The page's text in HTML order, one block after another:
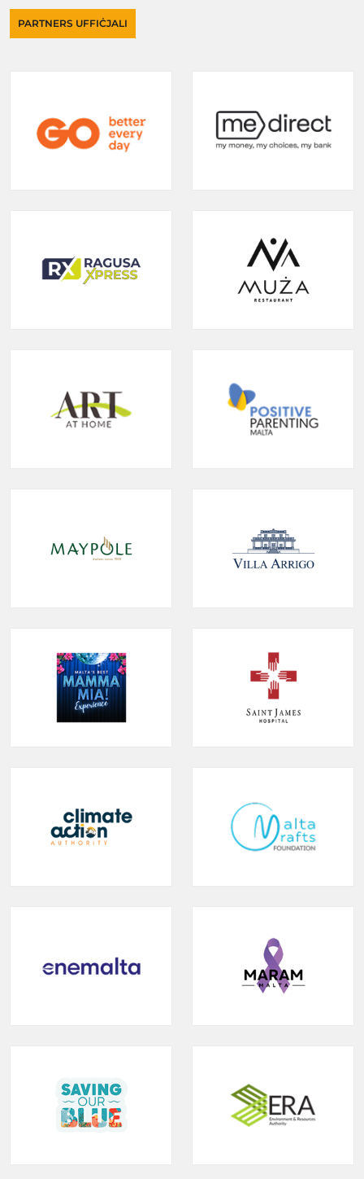
PARTNERS UFFIĊJALI